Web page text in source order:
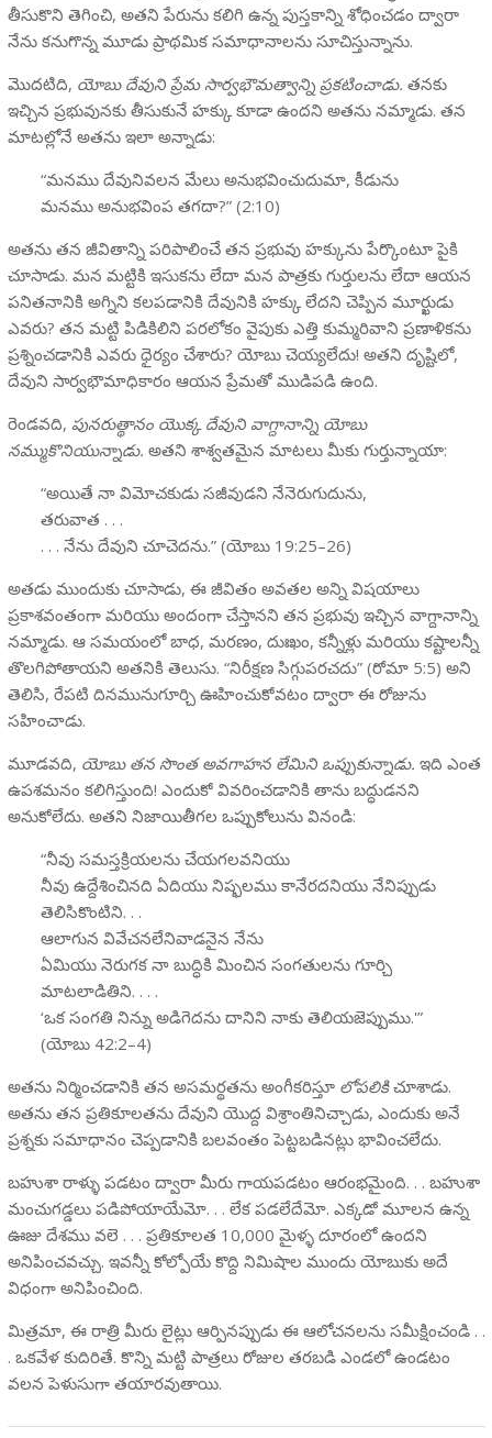
తీసుకొని తెగించి, అతని పేరును కలిగి ఉన్న పుస్తకాన్ని శోధించడం ద్వారా
నేను కనుగొన్న మూడు ప్రాథమిక సమాధానాలను సూచిస్తున్నాను.
మొదటిది, యోబు దేవుని ప్రేమ సార్వభౌమత్వాన్ని ప్రకటించాడు. తనకు
ఇచ్చిన ప్రభువునకు తీసుకునే హక్కు కూడా ఉందని అతను నమ్మాడు. తన
మాటల్లోనే అతను ఇలా అన్నాడు:
“మనము దేవునివలన మేలు అనుభవించుదుమా, కీడును
మనము అనుభవింప తగదా?” (2:10)
అతను తన జీవితాన్ని పరిపాలించే తన ప్రభువు హక్కును పేర్కొంటూ పైకి
చూసాడు. మన మట్టికి ఇసుకను లేదా మన పాత్రకు గుర్తులను లేదా ఆయన
పనితనానికి అగ్నిని కలపడానికి దేవునికి హక్కు లేదని చెప్పిన మూర్ఖుడు
ఎవరు? తన మట్టి పిడికిలిని పరలోకం వైపుకు ఎత్తి కుమ్మరివాని ప్రణాళికను
ప్రశ్నించడానికి ఎవరు ధైర్యం చేశారు? యోబు చెయ్యలేదు! అతని దృష్టిలో,
దేవుని సార్వభౌమాధికారం ఆయన ప్రేమతో ముడిపడి ఉంది.
రెండవది, పునరుత్థానం యొక్క దేవుని వాగ్దానాన్ని యోబు
నమ్ముకొనియున్నాడు. అతని శాశ్వతమైన మాటలు మీకు గుర్తున్నాయా:
“అయితే నా విమోచకుడు సజీవుడని నేనెరుగుదును,
తరువాత . . .
. . . నేను దేవుని చూచెదను.” (యోబు 19:25–26)
అతడు ముందుకు చూసాడు, ఈ జీవితం అవతల అన్ని విషయాలు
ప్రకాశవంతంగా మరియు అందంగా చేస్తానని తన ప్రభువు ఇచ్చిన వాగ్దానాన్ని
నమ్మాడు. ఆ సమయంలో బాధ, మరణం, దుఃఖం, కన్నీళ్లు మరియు కష్టాలన్నీ
తొలగిపోతాయని అతనికి తెలుసు. “నిరీక్షణ సిగ్గుపరచదు” (రోమా 5:5) అని
తెలిసి, రేపటి దినమునుగూర్చి ఊహించుకోవటం ద్వారా ఈ రోజును
సహించాడు.
మూడవది, యోబు తన సొంత అవగాహన లేమిని ఒప్పుకున్నాడు. ఇది ఎంత
ఉపశమనం కలిగిస్తుంది! ఎందుకో వివరించడానికి తాను బద్ధుడనని
అనుకోలేదు. అతని నిజాయితీగల ఒప్పుకోలును వినండి:
“నీవు సమస్తక్రియలను చేయగలవనియు
నీవు ఉద్దేశించినది ఏదియు నిష్ఫలము కానేరదనియు నేనిప్పుడు
తెలిసికొంటిని. . .
ఆలాగున వివేచనలేనివాడనైన నేను
ఏమియు నెరుగక నా బుద్ధికి మించిన సంగతులను గూర్చి
మాటలాడితిని. . . .
‘ఒక సంగతి నిన్ను అడిగెదను దానిని నాకు తెలియజెప్పుము.'”
(యోబు 42:2–4)
అతను నిర్మించడానికి తన అసమర్థతను అంగీకరిస్తూ లోపలికిచూశాడు.
అతను తన ప్రతికూలతను దేవుని యొద్ద విశ్రాంతినిచ్చాడు, ఎందుకు అనే
ప్రశ్నకు సమాధానం చెప్పడానికి బలవంతం పెట్టబడినట్లు భావించలేదు.
బహుశా రాళ్ళు పడటం ద్వారా మీరు గాయపడటం ఆరంభమైంది. . . బహుశా
మంచుగడ్డలు పడిపోయాయేమో. . . లేక పడలేదేమో. ఎక్కడో మూలన ఉన్న
ఊజు దేశము వలె . . . ప్రతికూలత 10,000 మైళ్ళ దూరంలో ఉందని
అనిపించవచ్చు. ఇవన్నీ కోల్పోయే కొద్ది నిమిషాల ముందు యోబు‌కు అదే
విధంగా అనిపించింది.
మిత్రమా, ఈ రాత్రి మీరు లైట్లు ఆర్పినప్పుడు ఈ ఆలోచనలను సమీక్షించండి . .
. ఒకవేళ కుదిరితే. కొన్ని మట్టి పాత్రలు రోజుల తరబడి ఎండలో ఉండటం
వలన పెళుసుగా తయారవుతాయి.